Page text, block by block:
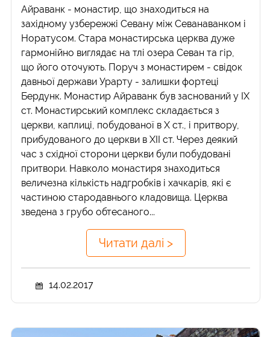
Айраванк - монастир, що знаходиться на
західному узбережжі Севану між Севанаванком і
Норатусом. Стара монастирська церква дуже
гармонійно виглядає на тлі озера Севан та гір,
що його оточують. Поруч з монастирем - свідок
давньої держави Урарту - залишки фортеці
Бердунк. Монастир Айраванк був заснований у IX
ст. Монастирський комплекс складається з
церкви, каплиці, побудованої в X ст., і притвору,
прибудованого до церкви в XII ст. Через деякий
час з східної сторони церкви були побудовані
притвори. Навколо монастиря знаходиться
величезна кількість надгробків і хачкарів, які є
частиною стародавнього кладовища. Церква
зведена з грубо обтесаного...
Читати далі >
14.02.2017